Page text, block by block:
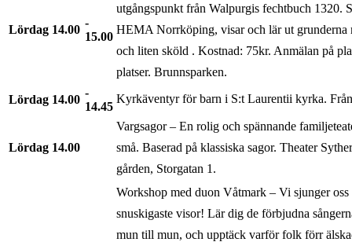
Lördag 14.00
15.00
utgångspunkt från Walpurgis fechtbuch 1320.
HEMA Norrköping, visar och lär ut grunderna
och liten sköld . Kostnad: 75kr. Anmälan på
platser. Brunnsparken.
Lördag 14.00
14.45
Kyrkäventyr för barn i S:t Laurentii kyrka.
Lördag 14.00
Vargsagor – En rolig och spännande
små. Baserad på klassiska sagor. Theater
gården, Storgatan 1.
Workshop med duon Våtmark – Vi sjunger oss
snuskigaste visor! Lär dig de förbjudna
mun till mun, och upptäck varför folk förr